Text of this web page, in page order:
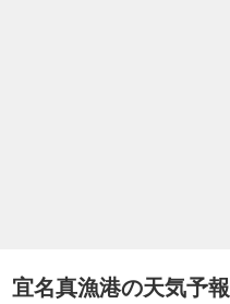
宜名真漁港の天気予報